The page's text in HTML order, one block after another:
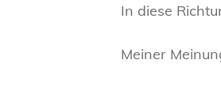
In diese
Meiner